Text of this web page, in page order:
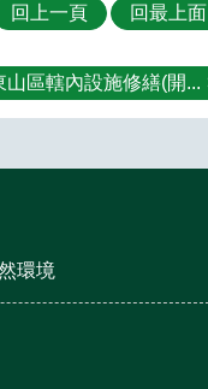
回上一頁 回最上面
山區轄內設施修繕(開...
環境